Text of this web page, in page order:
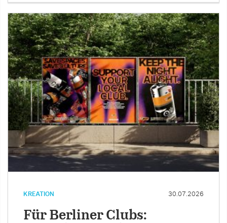
KREATION 30.07.2026
Für Berliner Clubs: